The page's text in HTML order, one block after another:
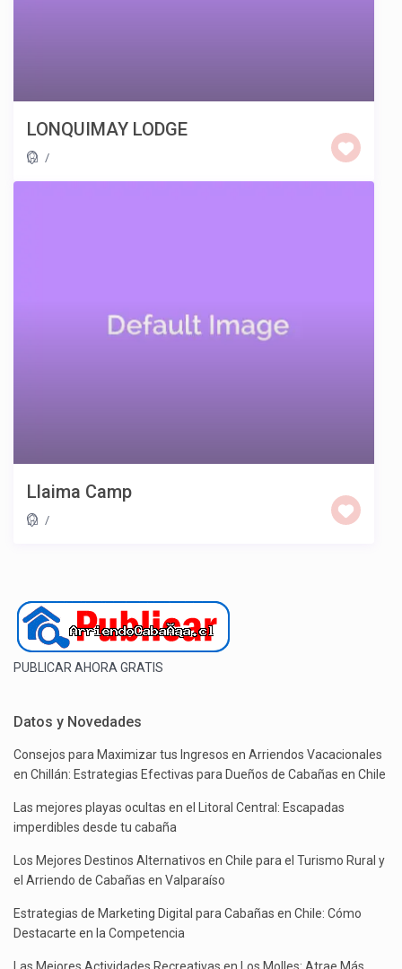
LONQUIMAY LODGE
/
Llaima Camp
/
PUBLICAR AHORA GRATIS
Datos y Novedades
Consejos para Maximizar tus Ingresos en Arriendos Vacacionales
en Chillán: Estrategias Efectivas para Dueños de Cabañas en Chile
Las mejores playas ocultas en el Litoral Central: Escapadas
imperdibles desde tu cabaña
Los Mejores Destinos Alternativos en Chile para el Turismo Rural y
el Arriendo de Cabañas en Valparaíso
Estrategias de Marketing Digital para Cabañas en Chile: Cómo
Destacarte en la Competencia